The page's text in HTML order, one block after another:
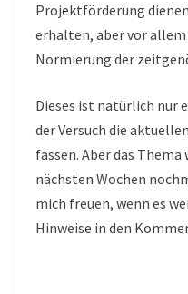
Projektförderung
erhalten, aber vor
Normierung der
Dieses ist natürlich nur
der Versuch die
fassen. Aber das
nächsten Wochen
mich freuen, wenn es
Hinweise in den